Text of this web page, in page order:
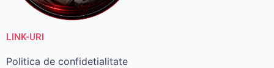
LINK-URI
Politica de confidetialitate